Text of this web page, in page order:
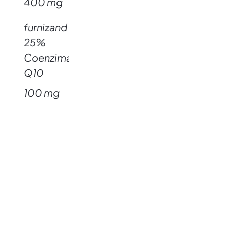
furnizand
25%
Coenzima
Q10
100 mg